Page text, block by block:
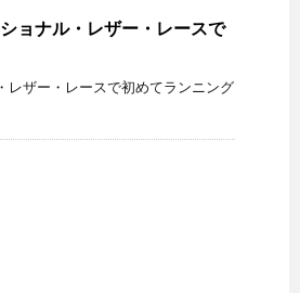
ョナル・レザー・レースで
レザー・レースで初めてランニング